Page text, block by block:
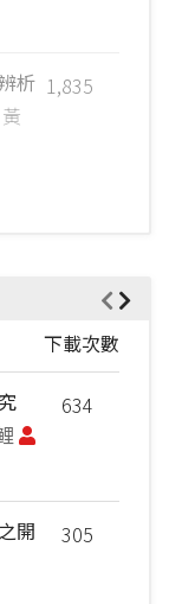
1,835
析
黃
下載次數
634
305
開